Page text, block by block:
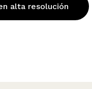
alta resolución